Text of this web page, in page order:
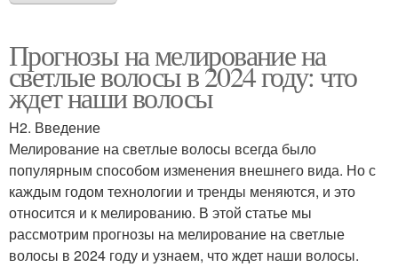
Прогнозы на мелирование на
светлые волосы в 2024 году: что
ждет наши волосы
H2. Введение
Мелирование на светлые волосы всегда было
популярным способом изменения внешнего вида. Но с
каждым годом технологии и тренды меняются, и это
относится и к мелированию. В этой статье мы
рассмотрим прогнозы на мелирование на светлые
волосы в 2024 году и узнаем, что ждет наши волосы.